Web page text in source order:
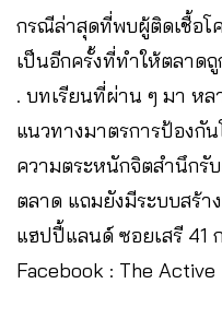
กรณีล่าสุดที่พบผู้ติดเชื้อโ
เป็นอีกครั้งที่ทำให้ตลาด
. บทเรียนที่ผ่าน ๆ มา ห
แนวทางมาตรการป้องกั
ความตระหนักจิตสำนึกรั
ตลาด แถมยังมีระบบสร้
แฮปปี้แลนด์ ซอยเสรี 41
Facebook : The Active